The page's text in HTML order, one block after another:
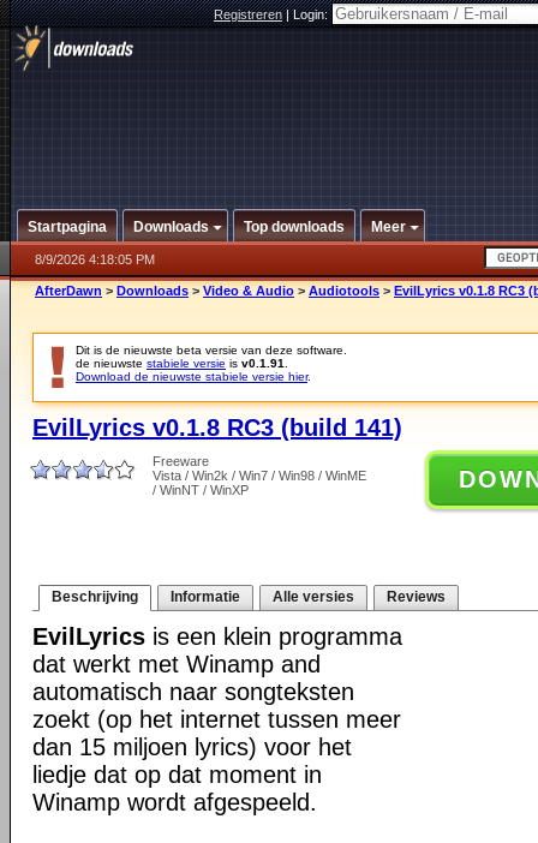
Registreren|Login:
Startpagina Downloads Top downloads Meer
8/9/2026 4:18:05 PM
AfterDawn > Downloads > Video & Audio > Audiotools > EvilLyrics v0.1.8 RC3
Dit is de nieuwste beta versie van deze software.
de nieuwste stabiele versie is v0.1.91
Download de nieuwste stabiele versie hier.
EvilLyrics v0.1.8 RC3 (build 141)
Freeware
Vista / Win2k / Win7 / Win98 / WinME
/ WinNT / WinXP
Beschrijving Informatie Alle versies Reviews
EvilLyrics is een klein programma
dat werkt met Winamp and
automatisch naar songteksten
zoekt (op het internet tussen meer
dan 15 miljoen lyrics) voor het
liedje dat op dat moment in
Winamp wordt afgespeeld.